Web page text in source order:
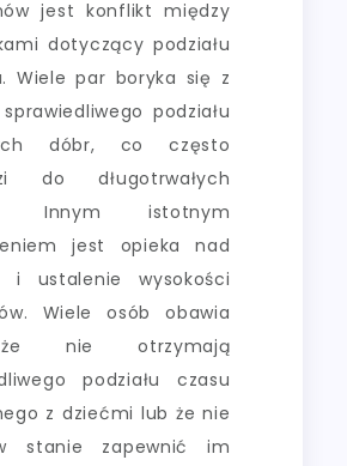
jest konflikt między
dotyczący podziału
Wiele par boryka się z
podziału
dóbr, co często
do długotrwałych
Innym istotnym
jest opieka nad
i ustalenie wysokości
Wiele osób obawia
nie otrzymają
podziału czasu
z dziećmi lub że nie
stanie zapewnić im